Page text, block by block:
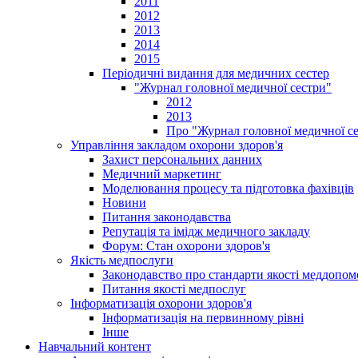
2012
2013
2014
2015
Періодичні видання для медичних сестер
"Журнал головної медичної сестри"
2012
2013
Про "Журнал головної медичної
Управління закладом охорони здоров'я
Захист персональних данних
Медичний маркетинг
Моделювання процесу та підготовка фахівців
Новини
Питання законодавства
Репутація та імідж медичного закладу
Форум: Стан охорони здоров'я
Якість медпослуги
Законодавство про стандарти якості
Питання якості медпослуг
Інформатизація охорони здоров'я
Інформатизація на первинному рівні
Інше
Навчальний контент